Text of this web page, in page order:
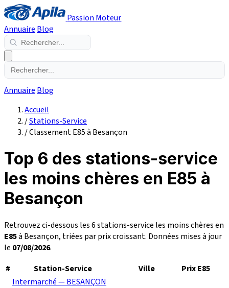
Passion Moteur
Annuaire Blog
Annuaire Blog
Accueil
/Stations-Service
/Classement E85 à Besançon
Top 6 des stations-service
les moins chères en E85 à
Besançon
Retrouvez ci-dessous les 6 stations-service les moins chères en
E85à Besançon, triées par prix croissant. Données mises à jour
le 07/08/2026.
#
Station-Service Ville Prix E85
Intermarché — BESANÇON